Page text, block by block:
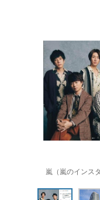
嵐（嵐のインス